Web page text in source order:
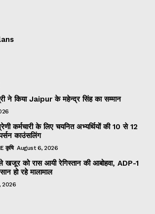
ने किया Jaipur के महेन्द्र सिंह का सम्मान
कर्मचारी के लिए चयनित अभ्यर्थियों की 10 से 12
काउंसलिंग
कृषि August 6, 2026
खजूर को रास आयी रेगिस्तान की आबोहवा, ADP-1
हो रहे मालामाल
2026